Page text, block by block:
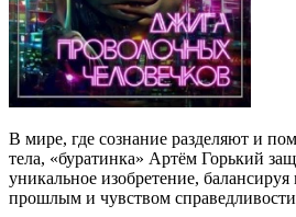
В мире, где сознание разделяют и
тела, «буратинка» Артём Горький
уникальное изобретение,
прошлым и чувством